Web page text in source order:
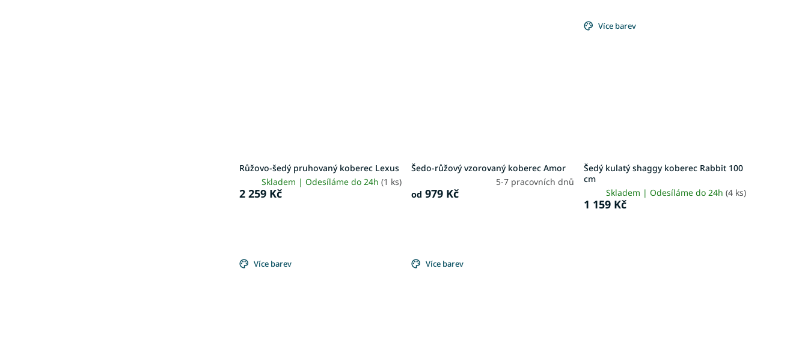
Růžovo-šedý pruhovaný koberec Lexus
Skladem | Odesíláme do 24h(1 ks)
2 259 Kč
Šedo-růžový vzorovaný koberec Amor
5-7 pracovních dnů
od 979 Kč
Více barev
Šedý kulatý shaggy koberec Rabbit 100
cm
Skladem | Odesíláme do 24h (4 ks)
1 159 Kč
Více barev Více barev